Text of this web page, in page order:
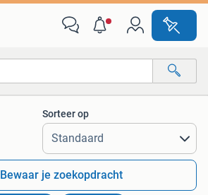
Alle afstanden…
Sorteer op
Bewaar je zoekopdracht